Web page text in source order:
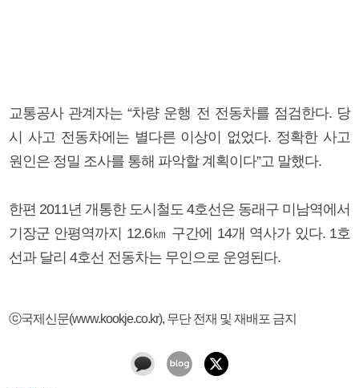
교통공사 관계자는 “차량 운행 전 전동차를 점검한다. 당
시 사고 전동차에는 별다른 이상이 없었다. 정확한 사고
원인은 정밀 조사를 통해 파악할 계획이다”고 말했다.
한편 2011년 개통한 도시철도 4호선은 동래구 미남역에서
기장군 안평역까지 12.6㎞ 구간에 14개 역사가 있다. 1호
선과 달리 4호선 전동차는 무인으로 운영된다.
ⓒ국제신문(www.kookje.co.kr), 무단 전재 및 재배포 금지